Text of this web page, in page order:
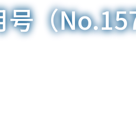
号（